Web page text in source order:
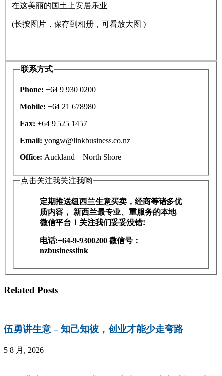
在这美丽的国土上安居乐业！
(长按图片，保存到相册，可看放大图 )
联系方式
Phone: +64 9 930 0200
Mobile: +64 21 678980
Fax: +64 9 525 1457
Email: yongw@linkbusiness.co.nz
Office: Auckland – North Shore
点击关注我关注我哟
定期推送纽西兰生意买卖，经商等诸多优
质内容， 新西兰最专业、重服务的本地
微信平台！关注我们妥妥没错!
电话:+64-9-9300200 微信号：
nzbusinesslink
Related Posts
伍勇讲生意 – 知己知彼，创业才能少走弯路
5 8 月, 2026